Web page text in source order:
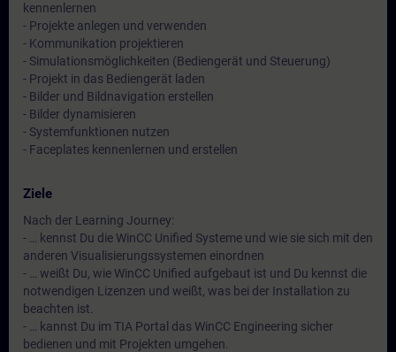
kennenlernen
- Projekte anlegen und verwenden
- Kommunikation projektieren
- Simulationsmöglichkeiten (Bediengerät und Steuerung)
- Projekt in das Bediengerät laden
- Bilder und Bildnavigation erstellen
- Bilder dynamisieren
- Systemfunktionen nutzen
- Faceplates kennenlernen und erstellen
Ziele
Nach der Learning Journey:
- … kennst Du die WinCC Unified Systeme und wie sie sich mit den
anderen Visualisierungssystemen einordnen
- … weißt Du, wie WinCC Unified aufgebaut ist und Du kennst die
notwendigen Lizenzen und weißt, was bei der Installation zu
beachten ist.
- … kannst Du im TIA Portal das WinCC Engineering sicher
bedienen und mit Projekten umgehen.